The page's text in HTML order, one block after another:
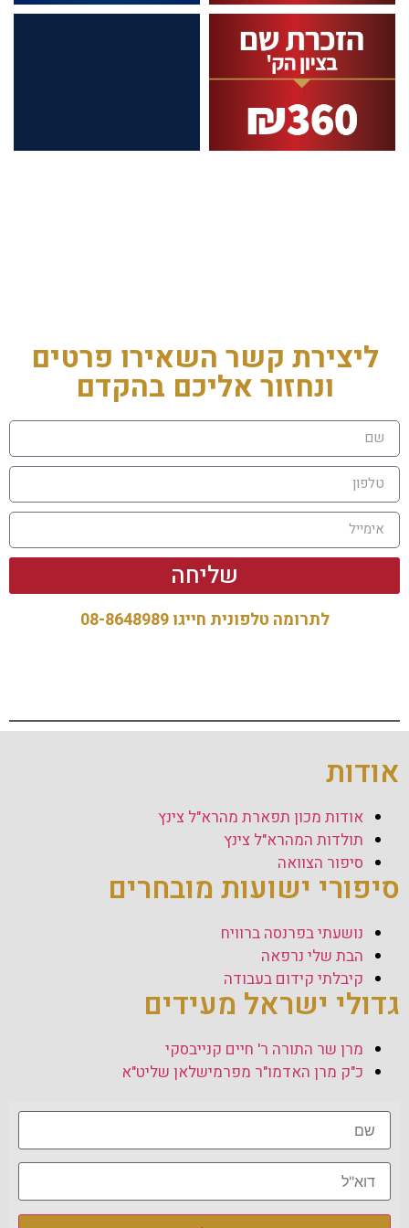
ליצירת קשר השאירו פרטים
ונחזור אליכם בהקדם
שליחה
לתרומה טלפונית חייגו 08-8648989‏
אודות
אודות מכון תפארת מהרא"ל צינץ
תולדות המהרא"ל צינץ
סיפור הצוואה
סיפורי ישועות מובחרים
נושעתי בפרנסה ברוויח
הבת שלי נרפאה
קיבלתי קידום בעבודה
גדולי ישראל מעידים
מרן שר התורה ר' חיים קנייבסקי
כ"ק מרן האדמו"ר מפרמישלאן שליט"א